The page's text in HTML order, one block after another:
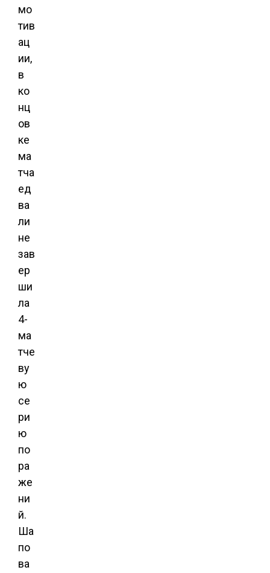
мо
тив
ац
ии,
в
ко
нц
ов
ке
ма
тча
ед
ва
ли
не
зав
ер
ши
ла
4-
ма
тче
ву
ю
се
ри
ю
по
ра
же
ни
й.
Ша
по
ва